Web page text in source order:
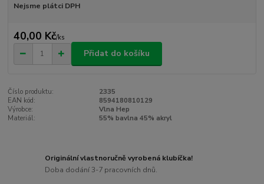
Nejsme plátci DPH
40,00 Kč/ks
Přidat do košíku
Číslo produktu:
2335
EAN kód:
8594180810129
Výrobce:
Vlna Hep
Materiál:
55% bavlna 45% akryl
Originální vlastnoručně vyrobená klubíčka!
Doba dodání 3-7 pracovních dnů.